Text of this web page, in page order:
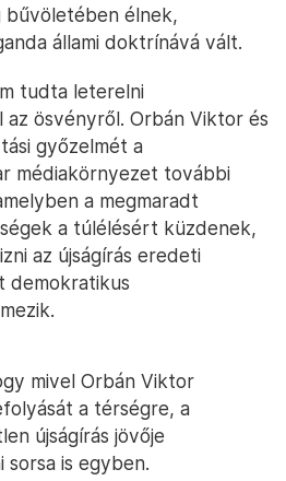
bűvöletében élnek,
állami doktrínává vált.
tudta leterelni
ösvényről. Orbán Viktor és
győzelmét a
médiakörnyezet további
a megmaradt
a túlélésért küzdenek,
az újságírás eredeti
demokratikus
mivel Orbán Viktor
a térségre, a
újságírás jövője
sorsa is egyben.